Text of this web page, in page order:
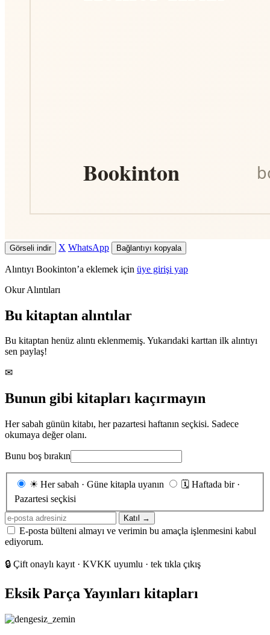
Görseli indir X WhatsApp Bağlantıyı kopyala
Alıntıyı Bookinton’a eklemek için üye girişi yap
Okur Alıntıları
Bu kitaptan alıntılar
Bu kitaptan henüz alıntı eklenmemiş. Yukarıdaki karttan ilk alıntıyı
sen paylaş!
✉
Bunun gibi kitapları kaçırmayın
Her sabah günün kitabı, her pazartesi haftanın seçkisi. Sadece
okumaya değer olanı.
Bunu boş bırakın
Gönderim
☀ Her sabah · Güne kitapla uyanın 🗓 Haftada bir ·
Pazartesi seçkisi
E-
posta
adresiniz
Katıl →
E-posta bülteni almayı ve verimin bu amaçla işlenmesini kabul
ediyorum.
🔒 Çift onaylı kayıt · KVKK uyumlu · tek tıkla çıkış
Eksik Parça Yayınları kitapları